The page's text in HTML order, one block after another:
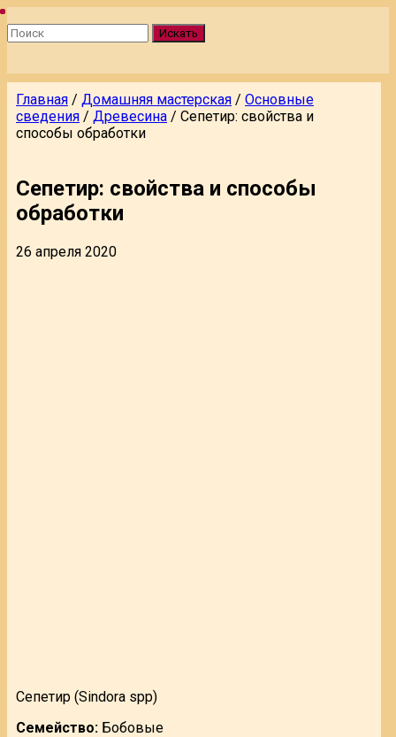
Искать
Главная / Домашняя мастерская / Основные
сведения / Древесина / Сепетир: свойства и
способы обработки
Сепетир: свойства и способы
обработки
26 апреля 2020
Сепетир (Sindora spp)
Семейство: Бобовые